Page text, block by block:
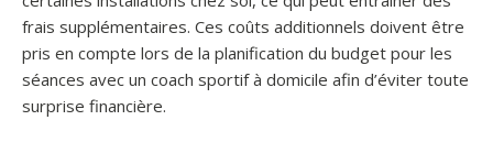
frais supplémentaires. Ces coûts additionnels doivent être
pris en compte lors de la planification du budget pour les
séances avec un coach sportif à domicile afin d’éviter toute
surprise financière.